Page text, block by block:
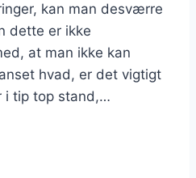
kan man desværre
dette er ikke
at man ikke kan
hvad, er det vigtigt
i tip top stand,…